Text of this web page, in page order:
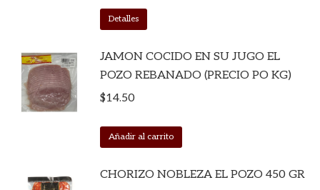
Detalles
JAMON COCIDO EN SU JUGO EL
POZO REBANADO (PRECIO PO KG)
$14.50
Añadir al carrito
CHORIZO NOBLEZA EL POZO 450 GR